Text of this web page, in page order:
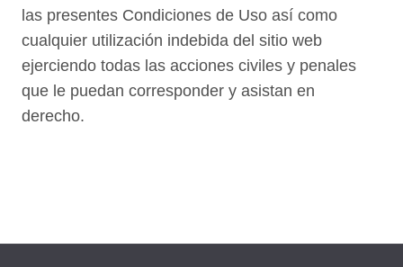
las presentes Condiciones de Uso así como
cualquier utilización indebida del sitio web
ejerciendo todas las acciones civiles y penales
que le puedan corresponder y asistan en
derecho.